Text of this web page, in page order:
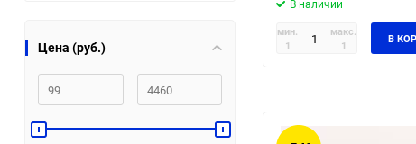
Цена (руб.)
В наличии
мин.
1
макс.
1
В